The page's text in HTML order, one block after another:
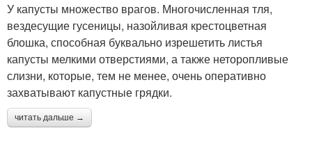
У капусты множество врагов. Многочисленная тля,
вездесущие гусеницы, назойливая крестоцветная
блошка, способная буквально изрешетить листья
капусты мелкими отверстиями, а также неторопливые
слизни, которые, тем не менее, очень оперативно
захватывают капустные грядки.
читать дальше →